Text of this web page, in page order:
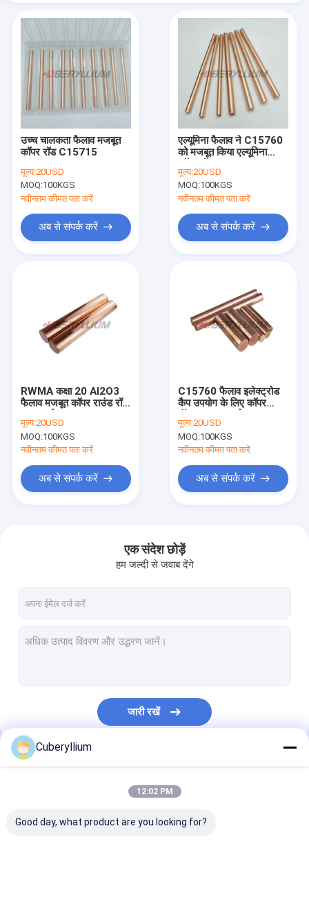
हमारे बारे में
कारखाना भ्रमण
एक उद्धरण का अनुरोध करें
C17200 बेरिलियम कॉपर
उच्च चालकता फैलाव मजबूत
कॉपर रॉड C15715
मूल्य:20USD
MOQ:100KGS
नवीनतम कीमत पता करें
अब से संपर्क करें
एल्यूमिना फैलाव ने C15760
को मजबूत किया एल्यूमिना
मूल्य:20USD
MOQ:100KGS
नवीनतम कीमत पता करें
अब से संपर्क करें
RWMA कक्षा 20 Al2O3
फैलाव मजबूत कॉपर राउंड रॉड
मूल्य:20USD
MOQ:100KGS
नवीनतम कीमत पता करें
अब से संपर्क करें
C15760 फैलाव इलेक्ट्रोड
कैप उपयोग के लिए कॉपर
करता है:
मूल्य:20USD
MOQ:100KGS
नवीनतम कीमत पता करें
अब से संपर्क करें
एक संदेश छोड़ें
हम जल्दी से जवाब देंगे
जारी रखें
हमारी श्रेणियाँ
Cuberyllium
12:02 PM
Good day, what product are you looking for?